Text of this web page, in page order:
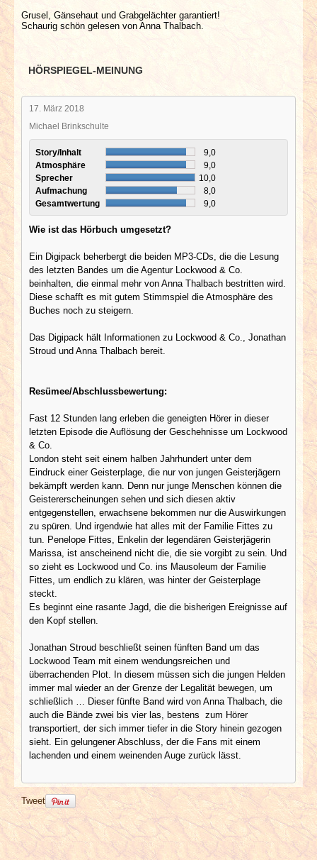
Grusel, Gänsehaut und Grabgelächter garantiert!
Schaurig schön gelesen von Anna Thalbach.
HÖRSPIEGEL-MEINUNG
17. März 2018
Michael Brinkschulte
Story/Inhalt
9,0
Atmosphäre
9,0
Sprecher
10,0
Aufmachung
8,0
Gesamtwertung
9,0
Wie ist das Hörbuch umgesetzt?
Ein Digipack beherbergt die beiden MP3-CDs, die die Lesung
des letzten Bandes um die Agentur Lockwood & Co.
beinhalten, die einmal mehr von Anna Thalbach bestritten wird.
Diese schafft es mit gutem Stimmspiel die Atmosphäre des
Buches noch zu steigern.
Das Digipack hält Informationen zu Lockwood & Co., Jonathan
Stroud und Anna Thalbach bereit.
Resümee/Abschlussbewertung:
Fast 12 Stunden lang erleben die geneigten Hörer in dieser
letzten Episode die Auflösung der Geschehnisse um Lockwood
& Co.
London steht seit einem halben Jahrhundert unter dem
Eindruck einer Geisterplage, die nur von jungen Geisterjägern
bekämpft werden kann. Denn nur junge Menschen können die
Geistererscheinungen sehen und sich diesen aktiv
entgegenstellen, erwachsene bekommen nur die Auswirkungen
zu spüren. Und irgendwie hat alles mit der Familie Fittes zu
tun. Penelope Fittes, Enkelin der legendären Geisterjägerin
Marissa, ist anscheinend nicht die, die sie vorgibt zu sein. Und
so zieht es Lockwood und Co. ins Mausoleum der Familie
Fittes, um endlich zu klären, was hinter der Geisterplage
steckt.
Es beginnt eine rasante Jagd, die die bisherigen Ereignisse auf
den Kopf stellen.
Jonathan Stroud beschließt seinen fünften Band um das
Lockwood Team mit einem wendungsreichen und
überrachenden Plot. In diesem müssen sich die jungen Helden
immer mal wieder an der Grenze der Legalität bewegen, um
schließlich … Dieser fünfte Band wird von Anna Thalbach, die
auch die Bände zwei bis vier las, bestens zum Hörer
transportiert, der sich immer tiefer in die Story hinein gezogen
sieht. Ein gelungener Abschluss, der die Fans mit einem
lachenden und einem weinenden Auge zurück lässt.
Tweet